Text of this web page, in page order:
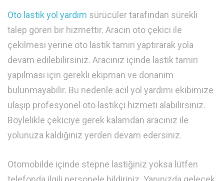
Oto lastik yol yardım sürücüler tarafından sürekli
talep gören bir hizmettir. Aracın oto çekici ile
çekilmesi yerine oto lastik tamiri yaptırarak yola
devam edilebilirsiniz. Aracınız içinde lastik tamiri
yapılması için gerekli ekipman ve donanım
bulunmayabilir. Bu nedenle acil yol yardımı ekibimize
ulaşıp profesyonel oto lastikçi hizmeti alabilirsiniz.
Böylelikle çekiciye gerek kalamdan aracınız ile
yolunuza kaldığınız yerden devam edersiniz.
Otomobilde içinde stepne lastiğiniz yoksa lütfen